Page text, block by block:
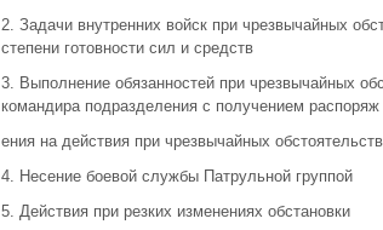
2. Задачи внутренних войск при чрезвычайных
степени готовности сил и средств
3. Выполнение обязанностей при чрезвычайных
командира подразделения с получением распоряж
ения на действия при чрезвычайных
4. Несение боевой службы Патрульной группой
5. Действия при резких изменениях обстановки